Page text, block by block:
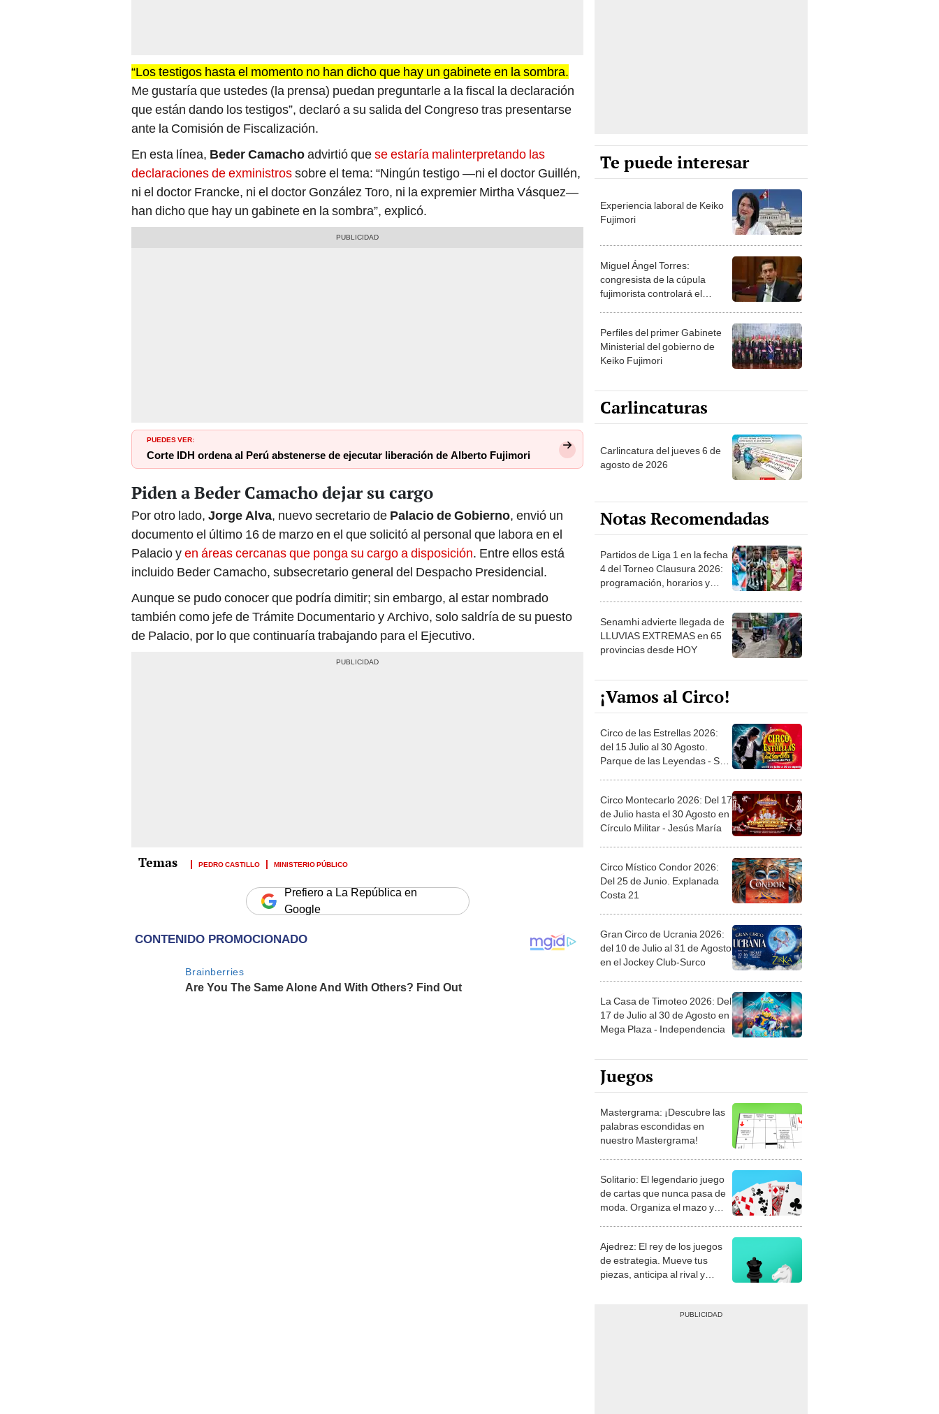
“Los testigos hasta el momento no han dicho que hay un gabinete en la sombra.
Me gustaría que ustedes (la prensa) puedan preguntarle a la fiscal la declaración
que están dando los testigos”, declaró a su salida del Congreso tras presentarse
ante la Comisión de Fiscalización.
En esta línea, Beder Camachoadvirtió quese estaría malinterpretando las
declaraciones de exministrossobre el tema: “Ningún testigo —ni el doctor Guillén,
ni el doctor Francke, ni el doctor González Toro, ni la expremier Mirtha Vásquez—
han dicho que hay un gabinete en la sombra”, explicó.
PUEDES VER:
Corte IDH ordena al Perú abstenerse de ejecutar liberación de Alberto Fujimori
Piden a Beder Camacho dejar su cargo
Por otro lado, Jorge Alva, nuevo secretario de Palacio de Gobierno, envió un
documento el último 16 de marzo en el que solicitó al personal que labora en el
Palacio yen áreas cercanas que ponga su cargo a disposición. Entre ellos está
incluido Beder Camacho, subsecretario general del Despacho Presidencial.
Aunque se pudo conocer que podría dimitir; sin embargo, al estar nombrado
también como jefe de Trámite Documentario y Archivo, solo saldría de su puesto
de Palacio, por lo que continuaría trabajando para el Ejecutivo.
PEDRO CASTILLO MINISTERIO PÚBLICO
Prefiero a La República en
Google
Te puede interesar
Experiencia laboral de Keiko
Fujimori
Miguel Ángel Torres:
congresista de la cúpula
fujimorista controlará el
Perfiles del primer Gabinete
Ministerial del gobierno de
Keiko Fujimori
Carlincaturas
Carlincatura del jueves 6 de
agosto de 2026
Notas Recomendadas
Partidos de Liga 1 en la fecha
4 del Torneo Clausura 2026:
programación, horarios y
Senamhi advierte llegada de
LLUVIAS EXTREMAS en 65
provincias desde HOY
¡Vamos al Circo!
Circo de las Estrellas 2026:
del 15 Julio al 30 Agosto.
Parque de las Leyendas - San
Circo Montecarlo 2026: Del 17
de Julio hasta el 30 Agosto en
Círculo Militar - Jesús María
Circo Místico Condor 2026:
Del 25 de Junio. Explanada
Costa 21
Gran Circo de Ucrania 2026:
del 10 de Julio al 31 de Agosto
en el Jockey Club-Surco
La Casa de Timoteo 2026: Del
17 de Julio al 30 de Agosto en
Mega Plaza - Independencia
Juegos
Mastergrama: ¡Descubre las
palabras escondidas en
nuestro Mastergrama!
Solitario: El legendario juego
de cartas que nunca pasa de
moda. Organiza el mazo y
Ajedrez: El rey de los juegos
de estrategia. Mueve tus
piezas, anticipa al rival y